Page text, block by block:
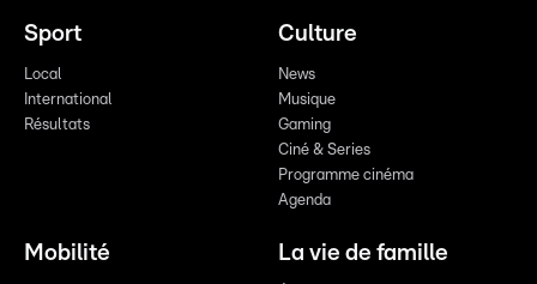
Sport
Local
International
Résultats
Culture
News
Musique
Gaming
Ciné & Series
Programme cinéma
Agenda
Mobilité La vie de famille